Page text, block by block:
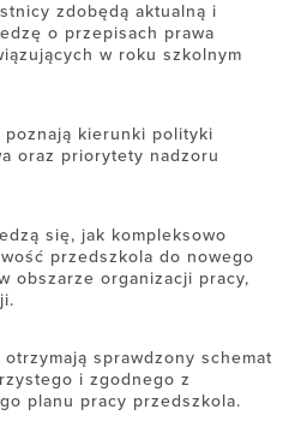
zdobędą aktualną i
o przepisach prawa
w roku szkolnym
poznają kierunki polityki
oraz priorytety nadzoru
się, jak kompleksowo
przedszkola do nowego
obszarze organizacji pracy,
sprawdzony schemat
i zgodnego z
planu pracy przedszkola.